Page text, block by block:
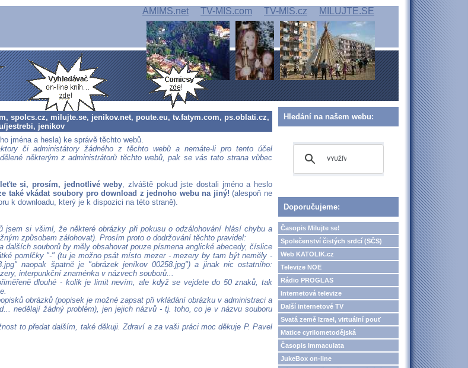
AMIMS.net TV-MIS.com TV-MIS.cz MILUJTE.SE
spolcs.cz, milujte.se, jenikov.net, poute.eu, tv.fatym.com, ps.oblati.cz,
jestrebi, jenikov
jména a hesla) ke správě těchto webů.
či administátory žádného z těchto webů a nemáte-li pro tento účel
některým z administrátorů těchto webů, pak se vás tato strana vůbec
si, prosím, jednotlivé weby, zlváště pokud jste dostali jméno a heslo
také vkádat soubory pro download z jednoho webu na jiný! (alespoň ne
k downloadu, který je k dispozici na této straně).
jsem si všiml, že některé obrázky při pokusu o odzálohování hlásí chybu a
způsobem zálohovat). Prosím proto o dodržování těchto pravidel:
dalších souborů by měly obsahovat pouze písmena anglické abecedy, číslice
pomlčky "-" (tu je možno psát místo mezer - mezery by tam být neměly -
naopak špatně je "obrázek jeníkov 00258.jpg") a jinak nic ostatního:
interpunkční znaménka v názvech souborů...
dlouhé - kolik je limit nevím, ale když se vejdete do 50 znaků, tak
obrázků (popisek je možné zapsat při vkládání obrázku v administraci a
nedělají žádný problém), jen jejich názvů - tj. toho, co je v názvu souboru
to předat dalším, také děkuji. Zdraví a za vaši práci moc děkuje P. Pavel
Hledání na našem webu:
Doporučujeme:
Časopis Milujte se!
Společenství čistých srdcí (SČS)
Web KATOLIK.cz
Televize NOE
Rádio PROGLAS
Internetová televize
Další internetové TV
Svatá země Izrael, virtuální pouť
Matice cyrilometodějská
Časopis Immaculata
JukeBox on-line